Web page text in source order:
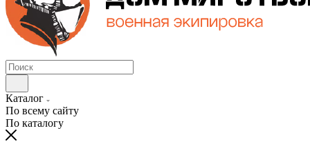
Каталог
По всему сайту
По каталогу